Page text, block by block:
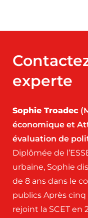
experte
Sophie Troadec
économique et
évaluation de
Diplômée de
urbaine, Sophie
de 8 ans dans le
publics Après cinq
rejoint la SCET en